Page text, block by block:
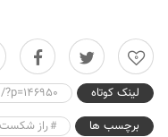
0
لینک کوتاه
برچسب ها
راز شکست‌